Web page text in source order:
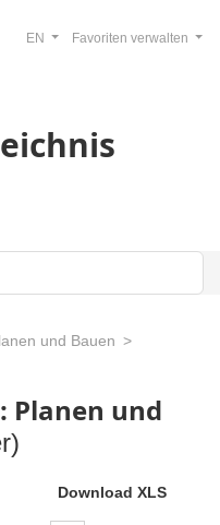
Favoriten verwalten
EN
und Bauen
Planen und
Download XLS